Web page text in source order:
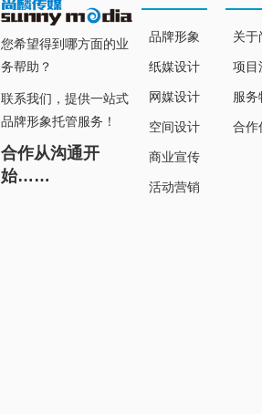
您希望得到哪方面的业
务帮助？
联系我们，提供一站式
品牌形象托管服务！
合作从沟通开
始……
品牌形象
纸媒设计
网媒设计
空间设计
商业宣传
活动营销
关于
项目
服务
合作